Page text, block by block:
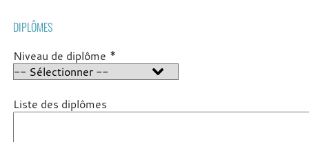
DIPLÔMES
Niveau de diplôme *
Liste des diplômes